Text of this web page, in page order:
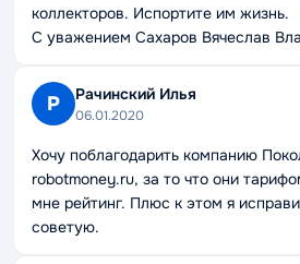
коллекторов. Испортите им жизнь.
С уважением Сахаров Вячеслав
Р Рачинский Илья
06.01.2020
Хочу поблагодарить компанию
robotmoney.ru, за то что они
мне рейтинг. Плюс к этом я
советую.